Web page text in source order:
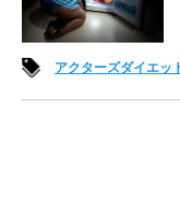
アクターズダイエッ